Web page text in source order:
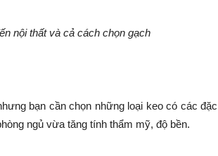
nội thất và cả cách chọn gạch
bạn cần chọn những loại keo có các đặc
ngủ vừa tăng tính thẩm mỹ, độ bền.